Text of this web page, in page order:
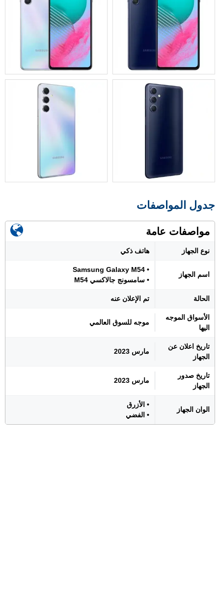
جدول المواصفات
مواصفات عامة
نوع الجهاز هاتف ذكي
اسم الجهاز
• Samsung Galaxy M54
• سامسونج جالاكسي M54
الحالة تم الإعلان عنه
الأسواق الموجه
اليها
موجه للسوق العالمي
تاريخ اعلان عن
الجهاز
مارس 2023
تاريخ صدور
الجهاز
مارس 2023
الوان الجهاز
• الأزرق
• الفضي